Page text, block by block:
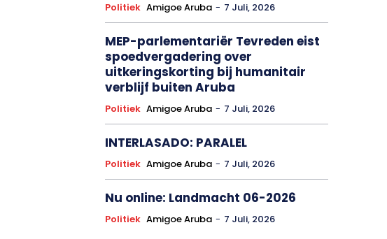
Politiek Amigoe Aruba - 7 Juli, 2026
MEP-parlementariër Tevreden eist
spoedvergadering over
uitkeringskorting bij humanitair
verblijf buiten Aruba
Politiek Amigoe Aruba - 7 Juli, 2026
INTERLASADO: PARALEL
Politiek Amigoe Aruba - 7 Juli, 2026
Nu online: Landmacht 06-2026
Politiek Amigoe Aruba - 7 Juli, 2026